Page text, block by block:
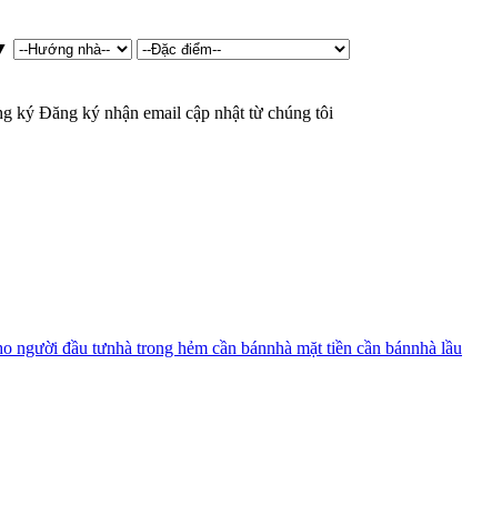
ký Đăng ký nhận email cập nhật từ chúng tôi
người đầu tưnhà trong hẻm cần bánnhà mặt tiền cần bánnhà lầu